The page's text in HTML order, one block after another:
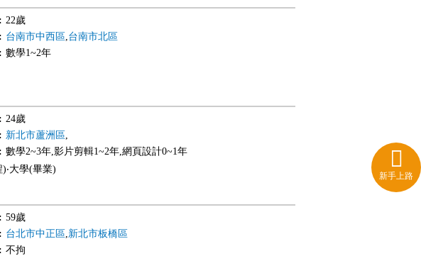
新手上路
22歲
台南市中西區,台南市北區
數學1~2年
24歲
新北市蘆洲區,
數學2~3年,影片剪輯1~2年,網頁設計0~1年
)‧大學(畢業)
59歲
台北市中正區,新北市板橋區
不拘